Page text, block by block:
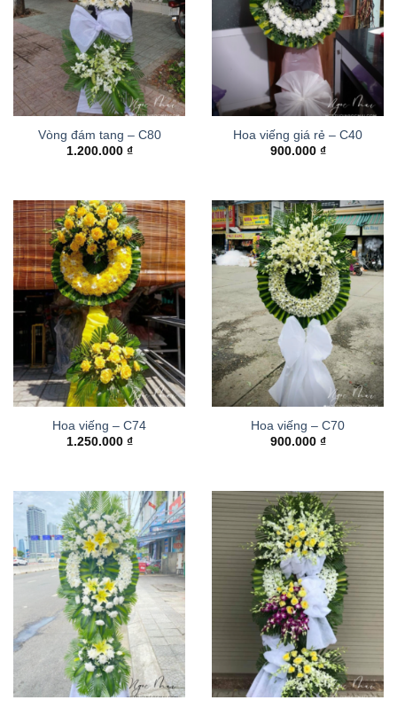
Vòng đám tang – C80
1.200.000 ₫
Hoa viếng giá rẻ – C40
900.000 ₫
Hoa viếng – C74
1.250.000 ₫
Hoa viếng – C70
900.000 ₫